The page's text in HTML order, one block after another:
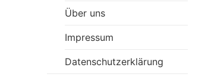
Über uns
Impressum
Datenschutzerklärung